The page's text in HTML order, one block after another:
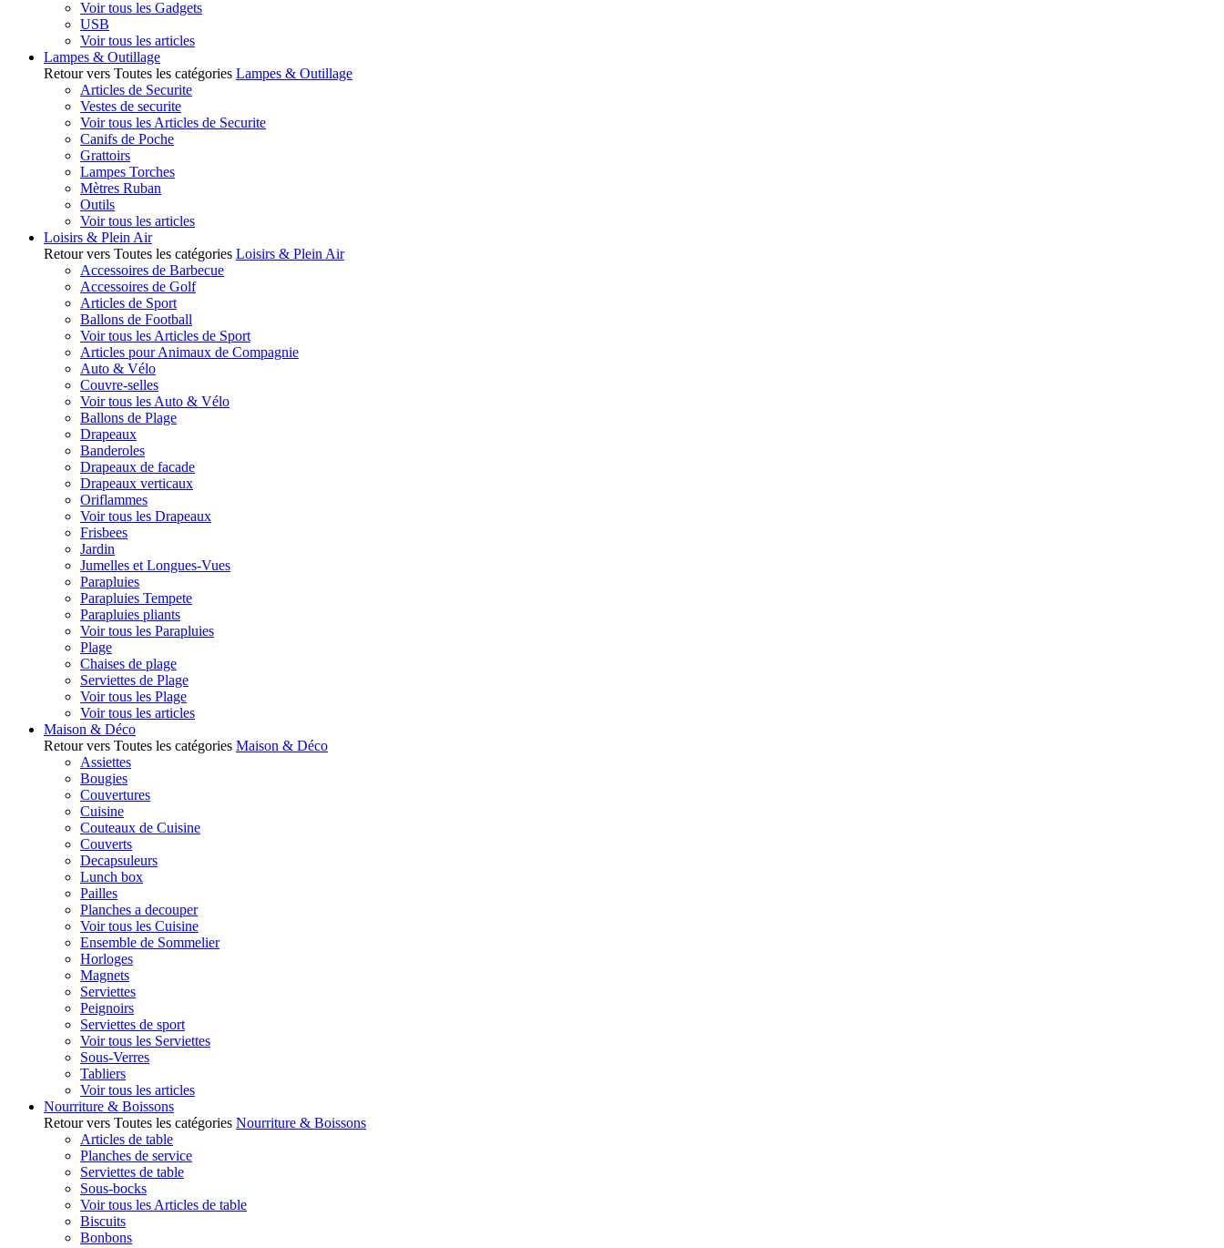
Voir tous les Gadgets
USB
Voir tous les articles
Lampes & Outillage
Retour vers Toutes les catégories Lampes & Outillage
Articles de Securite
Vestes de securite
Voir tous les Articles de Securite
Canifs de Poche
Grattoirs
Lampes Torches
Mètres Ruban
Outils
Voir tous les articles
Loisirs & Plein Air
Retour vers Toutes les catégories Loisirs & Plein Air
Accessoires de Barbecue
Accessoires de Golf
Articles de Sport
Ballons de Football
Voir tous les Articles de Sport
Articles pour Animaux de Compagnie
Auto & Vélo
Couvre-selles
Voir tous les Auto & Vélo
Ballons de Plage
Drapeaux
Banderoles
Drapeaux de facade
Drapeaux verticaux
Oriflammes
Voir tous les Drapeaux
Frisbees
Jardin
Jumelles et Longues-Vues
Parapluies
Parapluies Tempete
Parapluies pliants
Voir tous les Parapluies
Plage
Chaises de plage
Serviettes de Plage
Voir tous les Plage
Voir tous les articles
Maison & Déco
Retour vers Toutes les catégories Maison & Déco
Assiettes
Bougies
Couvertures
Cuisine
Couteaux de Cuisine
Couverts
Decapsuleurs
Lunch box
Pailles
Planches a decouper
Voir tous les Cuisine
Ensemble de Sommelier
Horloges
Magnets
Serviettes
Peignoirs
Serviettes de sport
Voir tous les Serviettes
Sous-Verres
Tabliers
Voir tous les articles
Nourriture & Boissons
Retour vers Toutes les catégories Nourriture & Boissons
Articles de table
Planches de service
Serviettes de table
Sous-bocks
Voir tous les Articles de table
Biscuits
Bonbons